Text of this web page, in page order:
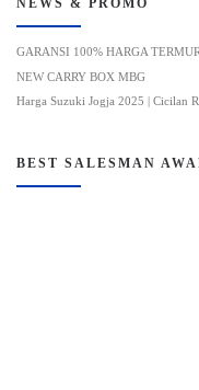
NEWS & PROMO
GARANSI 100% HARGA
NEW CARRY BOX MBG
Harga Suzuki Jogja 2025 | Cicilan
BEST SALESMAN